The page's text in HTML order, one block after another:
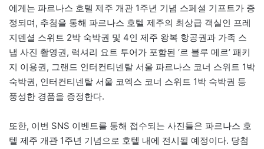
에게는 파르나스 호텔 제주 개관 1주년 기념 스페셜 기프트가 증
정되며, 추첨을 통해 파르나스 호텔 제주의 최상급 객실인 프레
지덴셜 스위트 2박 숙박권 및 4인 제주 왕복 항공권과 가족 스
냅 사진 촬영권, 럭셔리 요트 투어가 포함된 ‘르 블루 메르’ 패키
지 이용권, 그랜드 인터컨티넨탈 서울 파르나스 코너 스위트 1박
숙박권, 인터컨티넨탈 서울 코엑스 코너 스위트 1박 숙박권 등
풍성한 경품을 증정한다.
또한, 이번 SNS 이벤트를 통해 접수되는 사진들은 파르나스 호
텔 제주 개관 1주년 기념으로 호텔 내에 전시될 예정이다. 당첨